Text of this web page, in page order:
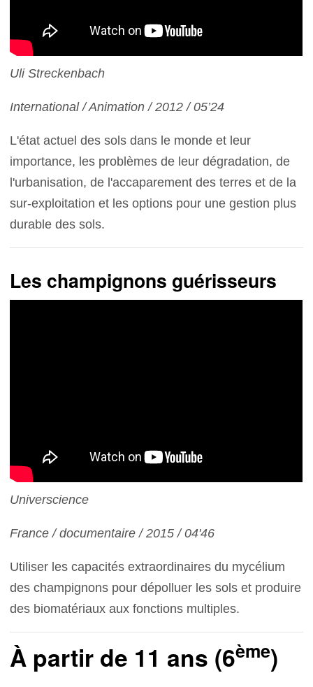
Uli Streckenbach
International / Animation / 2012 / 05’24
L'état actuel des sols dans le monde et leur
importance, les problèmes de leur dégradation, de
l'urbanisation, de l'accaparement des terres et de la
sur-exploitation et les options pour une gestion plus
durable des sols.
Les champignons guérisseurs
Universcience
France / documentaire / 2015 / 04'46
Utiliser les capacités extraordinaires du mycélium
des champignons pour dépolluer les sols et produire
des biomatériaux aux fonctions multiples.
À partir de 11 ans (6ème)